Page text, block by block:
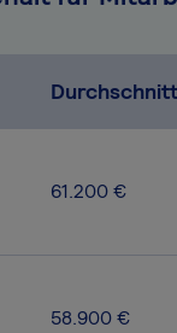
61.200 €
58.900 €